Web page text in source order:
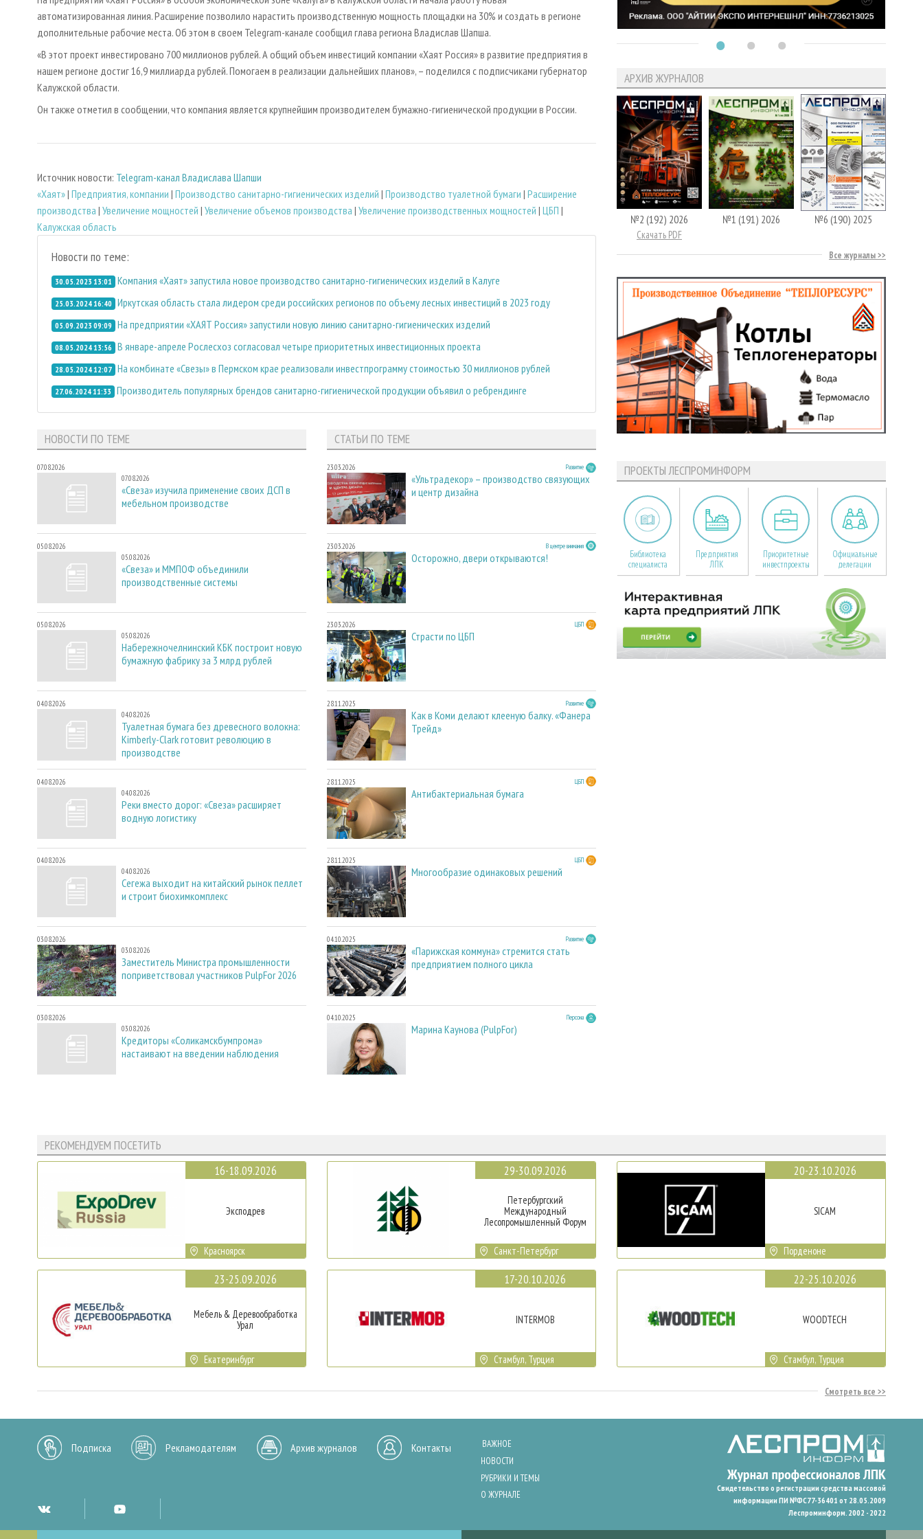
автоматизированная линия. Расширение позволило нарастить производственную мощность площадки на 30% и создать в регионе
дополнительные рабочие места. Об этом в своем Telegram-канале сообщил глава региона Владислав Шапша.
«В этот проект инвестировано 700 миллионов рублей. А общий объем инвестиций компании «Хаят Россия» в развитие предприятия в
нашем регионе достиг 16,9 миллиарда рублей. Помогаем в реализации дальнейших планов», – поделился с подписчиками губернатор
Калужской области.
Он также отметил в сообщении, что компания является крупнейшим производителем бумажно-гигиенической продукции в России.
Источник новости: Telegram-канал Владислава Шапши
«Хаят»| Предприятия, компании | Производство санитарно-гигиенических изделий | Производство туалетной бумаги | Расширение
производства | Увеличение мощностей | Увеличение объемов производства | Увеличение производственных мощностей | ЦБП |
Калужская область
Новости по теме:
30.05.2023 13:01 Компания «Хаят» запустила новое производство санитарно-гигиенических изделий в Калуге
25.03.2024 16:40 Иркутская область стала лидером среди российских регионов по объему лесных инвестиций в 2023 году
05.09.2023 09:09 На предприятии «ХАЯТ Россия» запустили новую линию санитарно-гигиенических изделий
08.05.2024 13:56 В январе-апреле Рослесхоз согласовал четыре приоритетных инвестиционных проекта
28.05.2024 12:07 На комбинате «Свезы» в Пермском крае реализовали инвестпрограмму стоимостью 30 миллионов рублей
27.06.2024 11:33 Производитель популярных брендов санитарно-гигиенической продукции объявил о ребрендинге
НОВОСТИ ПО ТЕМЕ
07.08.2026
07.08.2026
«Свеза» изучила применение своих ДСП в
мебельном производстве
05.08.2026
05.08.2026
«Свеза» и ММПОФ объединили
производственные системы
05.08.2026
05.08.2026
Набережночелнинский КБК построит новую
бумажную фабрику за 3 млрд рублей
04.08.2026
04.08.2026
Туалетная бумага без древесного волокна:
Kimberly-Clark готовит революцию в
производстве
04.08.2026
04.08.2026
Реки вместо дорог: «Свеза» расширяет
водную логистику
04.08.2026
04.08.2026
Сегежа выходит на китайский рынок пеллет
и строит биохимкомплекс
03.08.2026
03.08.2026
Заместитель Министра промышленности
поприветствовал участников PulpFor 2026
03.08.2026
03.08.2026
Кредиторы «Соликамскбумпрома»
настаивают на введении наблюдения
СТАТЬИ ПО ТЕМЕ
23.03.2026 Развитие
«Ультрадекор» – производство связующих
и центр дизайна
23.03.2026 В центре внимания
Осторожно, двери открываются!
23.03.2026 ЦБП
Страсти по ЦБП
28.11.2025 Развитие
Как в Коми делают клееную балку. «Фанера
Трейд»
28.11.2025 ЦБП
Антибактериальная бумага
28.11.2025 ЦБП
Многообразие одинаковых решений
04.10.2025 Развитие
«Парижская коммуна» стремится стать
предприятием полного цикла
04.10.2025 Персона
Марина Каунова (PulpFor)
АРХИВ ЖУРНАЛОВ
№2 (192) 2026
Скачать PDF
№1 (191) 2026 №6 (190) 2025
Все журналы
ПРОЕКТЫ ЛЕСПРОМИНФОРМ
Библиотека
специалиста
Предприятия
ЛПК
Приоритетные
инвестпроекты
Официальные
делегации
РЕКОМЕНДУЕМ ПОСЕТИТЬ
16-18.09.2026
Эксподрев
Красноярск
23-25.09.2026
Мебель & Деревообработка
Урал
Екатеринбург
29-30.09.2026
Петербургский
Международный
Лесопромышленный Форум
Санкт-Петербург
17-20.10.2026
INTERMOB
Стамбул, Турция
20-23.10.2026
SICAM
Порденоне
22-25.10.2026
WOODTECH
Стамбул, Турция
Смотреть все
Подписка Рекламодателям Архив журналов Контакты
ВАЖНОЕ
НОВОСТИ
РУБРИКИ И ТЕМЫ
О ЖУРНАЛЕ
Свидетельство о регистрации средства массовой
информации ПИ №ФС77-36401 от 28.05.2009
Леспроминформ. 2002 - 2022